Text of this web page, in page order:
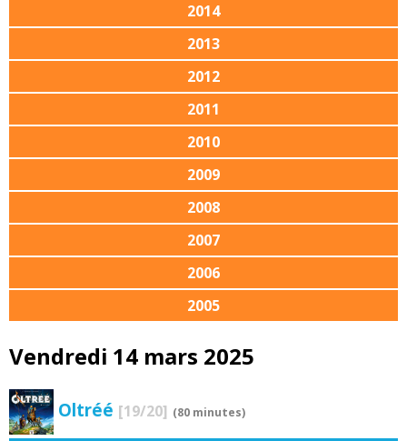
2014
2013
2012
2011
2010
2009
2008
2007
2006
2005
Vendredi 14 mars 2025
Oltréé [19/20] (80 minutes)